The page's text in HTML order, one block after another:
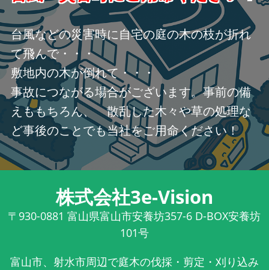
台風などの災害時に自宅の庭の木の枝が折れ
て飛んで・・・
敷地内の木が倒れて・・・
事故につながる場合がございます。事前の備
えももちろん、 散乱した木々や草の処理な
ど事後のことでも当社をご用命ください！
株式会社3e-Vision
〒930-0881 富山県富山市安養坊357-6 D-BOX安養坊
101号
富山市、射水市周辺で庭木の伐採・剪定・刈り込み